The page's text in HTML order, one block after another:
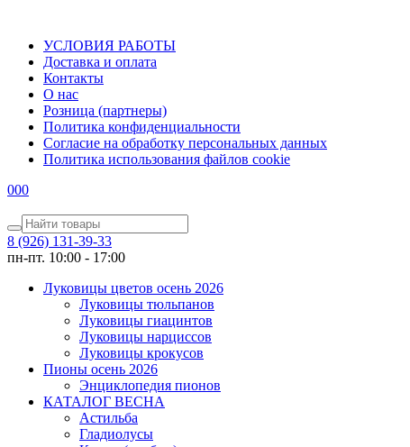
УСЛОВИЯ РАБОТЫ
Доставка и оплата
Контакты
О наc
Розница (партнеры)
Политика конфиденциальности
Согласие на обработку персональных данных
Политика использования файлов сookie
000
8 (926) 131-39-33
пн-пт. 10:00 - 17:00
Луковицы цветов осень 2026
Луковицы тюльпанов
Луковицы гиацинтов
Луковицы нарциссов
Луковицы крокусов
Пионы осень 2026
Энциклопедия пионов
КАТАЛОГ ВЕСНА
Астильба
Гладиолусы